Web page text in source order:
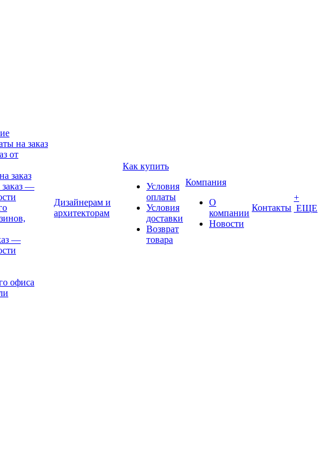
на заказ
от
заказ
заказ —
—
офиса
Дизайнерам и
архитекторам
Как купить
Условия
оплаты
Условия
доставки
Возврат
товара
Компания
О
компании
Новости
Контакты
+
ЕЩЕ